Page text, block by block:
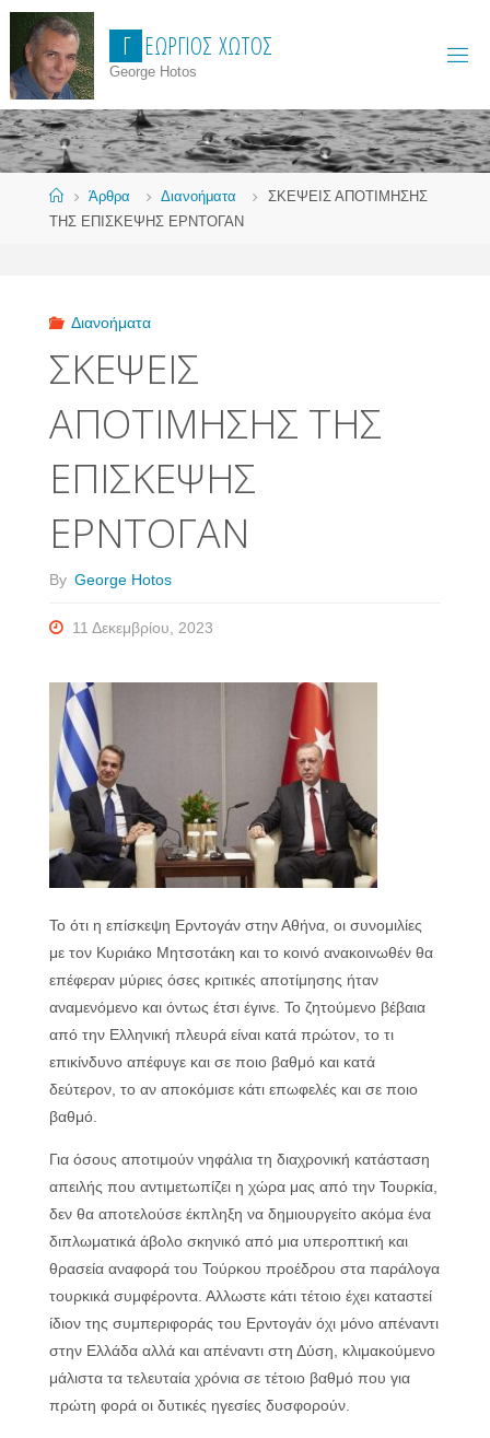
Skip
content
Γ ΕΏΡΓΙΟΣ ΧΏΤΟΣ
George Hotos
HomeΆρθρα Διανοήματα
ΣΚΕΨΕΙΣ ΑΠΟΤΙΜΗΣΗΣ
ΤΗΣ ΕΠΙΣΚΕΨΗΣ ΕΡΝΤΟΓΑΝ
Διανοήματα
ΣΚΕΨΕΙΣ
ΑΠΟΤΙΜΗΣΗΣ ΤΗΣ
ΕΠΙΣΚΕΨΗΣ
ΕΡΝΤΟΓΑΝ
By George Hotos
11 Δεκεμβρίου, 2023
Το ότι η επίσκεψη Ερντογάν στην Αθήνα, οι συνομιλίες
με τον Κυριάκο Μητσοτάκη και το κοινό ανακοινωθέν θα
επέφεραν μύριες όσες κριτικές αποτίμησης ήταν
αναμενόμενο και όντως έτσι έγινε. Το ζητούμενο βέβαια
από την Ελληνική πλευρά είναι κατά πρώτον, το τι
επικίνδυνο απέφυγε και σε ποιο βαθμό και κατά
δεύτερον, το αν αποκόμισε κάτι επωφελές και σε ποιο
βαθμό.
Για όσους αποτιμούν νηφάλια τη διαχρονική κατάσταση
απειλής που αντιμετωπίζει η χώρα μας από την Τουρκία,
δεν θα αποτελούσε έκπληξη να δημιουργείτο ακόμα ένα
διπλωματικά άβολο σκηνικό από μια υπεροπτική και
θρασεία αναφορά του Τούρκου προέδρου στα παράλογα
τουρκικά συμφέροντα. Αλλωστε κάτι τέτοιο έχει καταστεί
ίδιον της συμπεριφοράς του Ερντογάν όχι μόνο απέναντι
στην Ελλάδα αλλά και απέναντι στη Δύση, κλιμακούμενο
μάλιστα τα τελευταία χρόνια σε τέτοιο βαθμό που για
πρώτη φορά οι δυτικές ηγεσίες δυσφορούν.